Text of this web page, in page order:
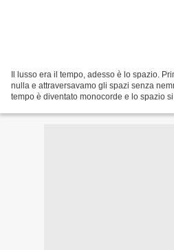
Il lusso era il tempo, adesso è lo spazio.
nulla e attraversavamo gli spazi senza
tempo è diventato monocorde e lo spazio